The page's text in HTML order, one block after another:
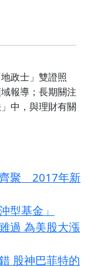
政士」雙證照
報導；長期關注
中，與理財有關
齊聚 2017年新
型基金」
過 為美股大漲
股神巴菲特的